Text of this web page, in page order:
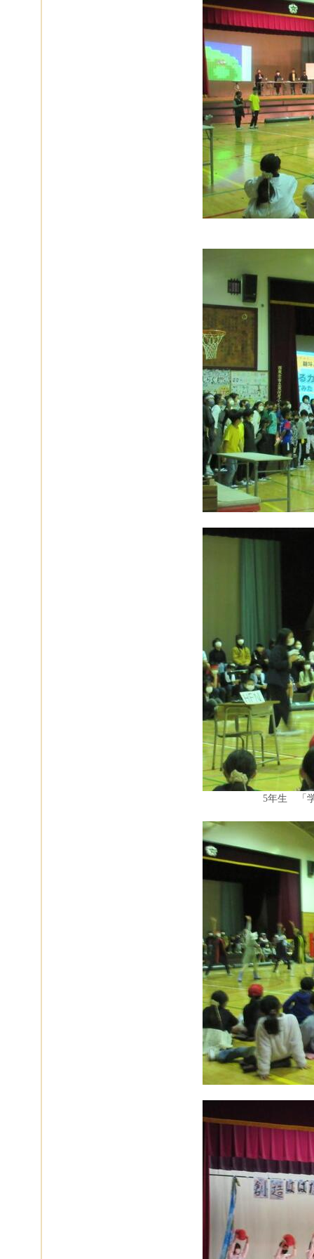
5年生 「